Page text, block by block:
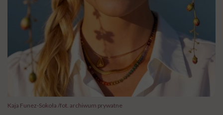
Kaja Funez-Sokoła /fot. archiwum prywatne